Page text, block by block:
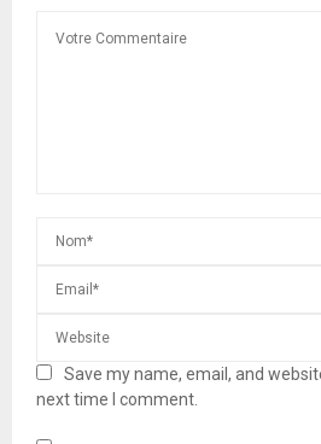
Save my name, email, and
next time I comment.